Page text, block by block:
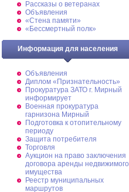
Рассказы о ветеранах
Объявления
«Стена памяти»
«Бессмертный полк»
Информация для населения
Объявления
Диплом «Признательность»
Прокуратура ЗАТО г. Мирный
информирует
Военная прокуратура
гарнизона Мирный
Подготовка к отопительному
периоду
Защита потребителя
Торговля
Аукцион на право заключения
договора аренды недвижимого
имущества
Реестр муниципальных
маршрутов